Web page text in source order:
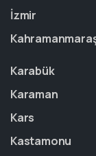
İzmir
Karabük
Karaman
Kars
Kastamonu